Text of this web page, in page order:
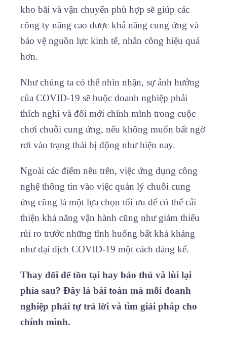
kho bãi và vận chuyển phù hợp sẽ giúp các
công ty nâng cao được khả năng cung ứng và
bảo vệ nguồn lực kinh tế, nhân công hiệu quả
hơn.
Như chúng ta có thể nhìn nhận, sự ảnh hưởng
của COVID-19 sẽ buộc doanh nghiệp phải
thích nghi và đổi mới chính mình trong cuộc
chơi chuỗi cung ứng, nếu không muốn bất ngờ
rơi vào trạng thái bị động như hiện nay.
Ngoài các điểm nêu trên, việc ứng dụng công
nghệ thông tin vào việc quản lý chuỗi cung
ứng cũng là một lựa chọn tối ưu để có thể cải
thiện khả năng vận hành cũng như giảm thiểu
rủi ro trước những tình huống bất khả kháng
như đại dịch COVID-19 một cách đáng kể.
Thay đổi để tồn tại hay bảo thủ và lùi lại
phía sau? Đây là bài toán mà mỗi doanh
nghiệp phải tự trả lời và tìm giải pháp cho
chính mình.